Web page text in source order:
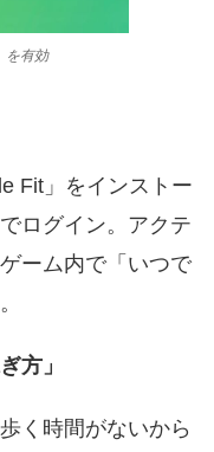
を有効
Fit」をインストー
ログイン。アクテ
ーム内で「いつで
方」
く時間がないから